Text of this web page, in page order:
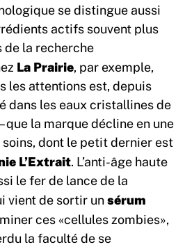
se distingue aussi
actifs souvent plus
de la recherche
La Prairie, par exemple,
les attentions est, depuis
dans les eaux cristallines de
que la marque décline en une
dont le petit dernier est
L’Extrait. L’anti-âge haute
le fer de lance de la
vient de sortir unsérum
ces «cellules zombies»,
la faculté de se